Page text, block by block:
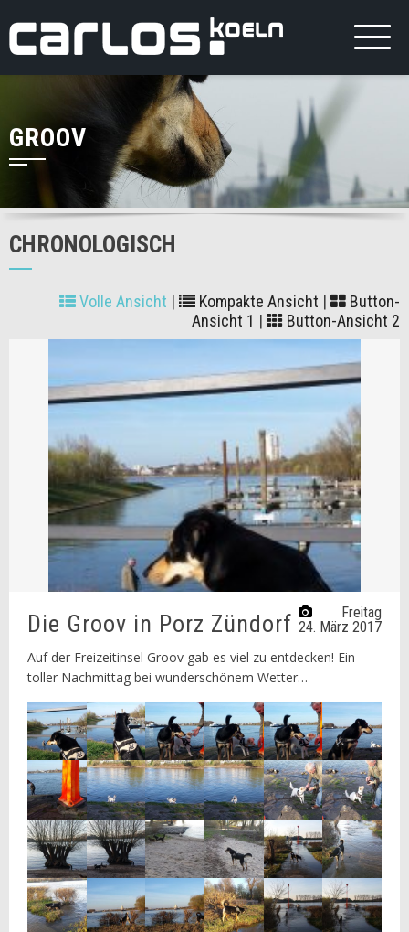
GROOV
CHRONOLOGISCH
Volle Ansicht | Kompakte Ansicht |
Button-
Ansicht 1 | Button-Ansicht 2
Freitag
24. März 2017
Die Groov in Porz Zündorf
Auf der Freizeitinsel Groov gab es viel zu entdecken! Ein
toller Nachmittag bei wunderschönem Wetter…